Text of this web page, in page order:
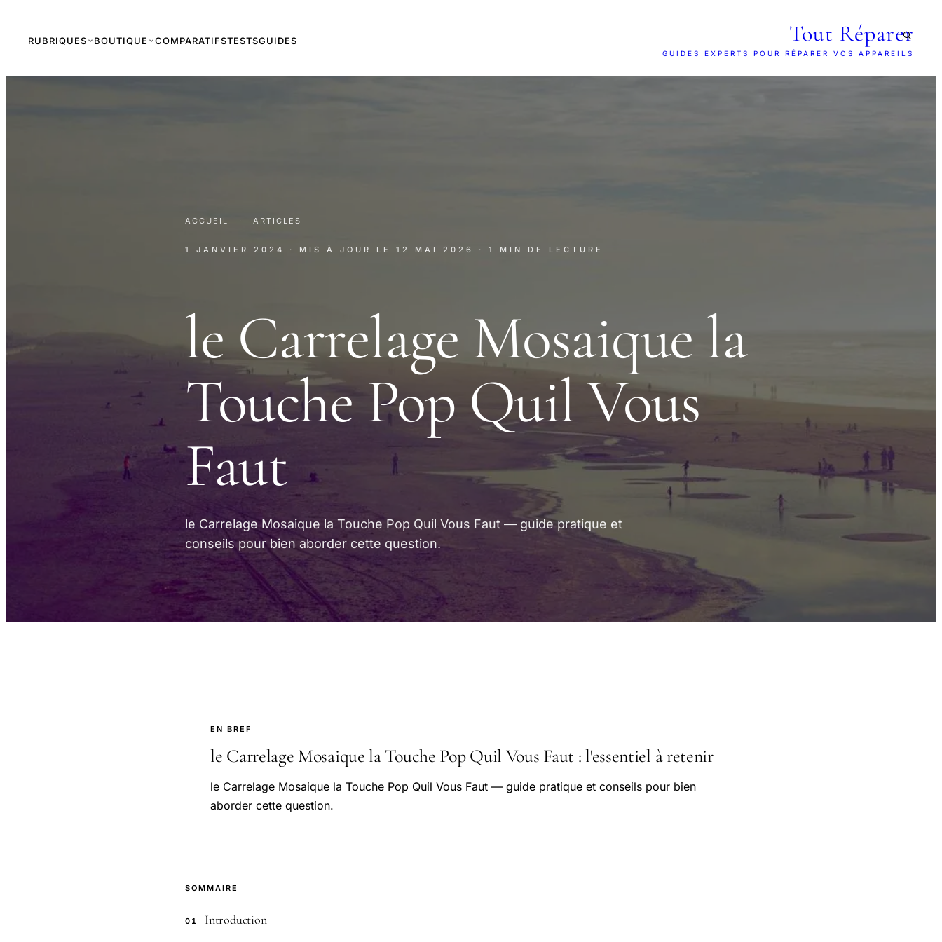
RUBRIQUES BOUTIQUE COMPARATIFSTESTSGUIDES Tout Réparer
GUIDES EXPERTS POUR RÉPARER VOS APPAREILS
ACCUEIL · ARTICLES
1 JANVIER 2024 · MIS À JOUR LE 12 MAI 2026 · 1 MIN DE LECTURE
le Carrelage Mosaique la
Touche Pop Quil Vous
Faut
le Carrelage Mosaique la Touche Pop Quil Vous Faut — guide pratique et
conseils pour bien aborder cette question.
EN BREF
le Carrelage Mosaique la Touche Pop Quil Vous Faut : l'essentiel à retenir
le Carrelage Mosaique la Touche Pop Quil Vous Faut — guide pratique et conseils pour bien
aborder cette question.
SOMMAIRE
01 Introduction